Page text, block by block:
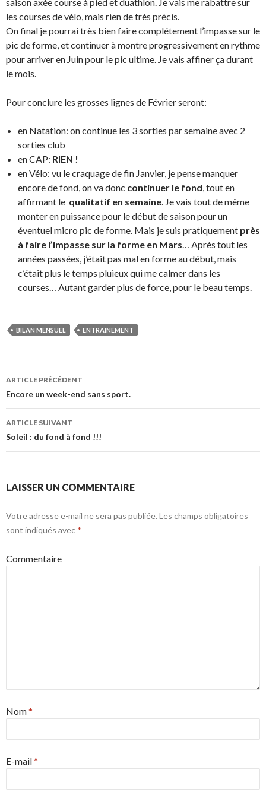
les courses de vélo, mais rien de très précis.
On final je pourrai très bien faire complétement l’impasse sur le
pic de forme, et continuer à montre progressivement en rythme
pour arriver en Juin pour le pic ultime. Je vais affiner ça durant
le mois.
Pour conclure les grosses lignes de Février seront:
en Natation: on continue les 3 sorties par semaine avec 2
sorties club
en CAP: RIEN !
en Vélo: vu le craquage de fin Janvier, je pense manquer
encore de fond, on va donc continuer le fond, tout en
affirmant le qualitatif en semaine. Je vais tout de même
monter en puissance pour le début de saison pour un
éventuel micro pic de forme. Mais je suis pratiquement près
à faire l’impasse sur la forme en Mars… Après tout les
années passées, j’était pas mal en forme au début, mais
c’était plus le temps pluieux qui me calmer dans les
courses… Autant garder plus de force, pour le beau temps.
BILAN MENSUEL ENTRAINEMENT
Navigation
des
articles
ARTICLE PRÉCÉDENT
Encore un week-end sans sport.
ARTICLE SUIVANT
Soleil : du fond à fond !!!
LAISSER UN COMMENTAIRE
Votre adresse e-mail ne sera pas publiée. Les champs obligatoires
sont indiqués avec *
Commentaire
Nom*
E-mail*